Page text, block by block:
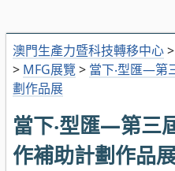
澳門生產力暨科技轉移中心>
> MFG展覽> 當下‧型匯—第
劃作品展
當下‧型匯—第三
作補助計劃作品